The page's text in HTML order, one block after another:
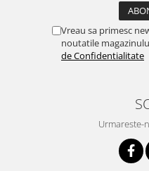
Vreau sa primesc
noutatile
de Confidentialitate
Urmareste-